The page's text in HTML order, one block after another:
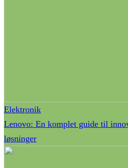
Elektronik
Lenovo: En komplet guide til
løsninger